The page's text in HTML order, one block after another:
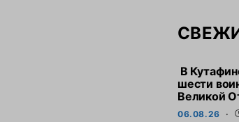
В
шести
Великой
06.08.26